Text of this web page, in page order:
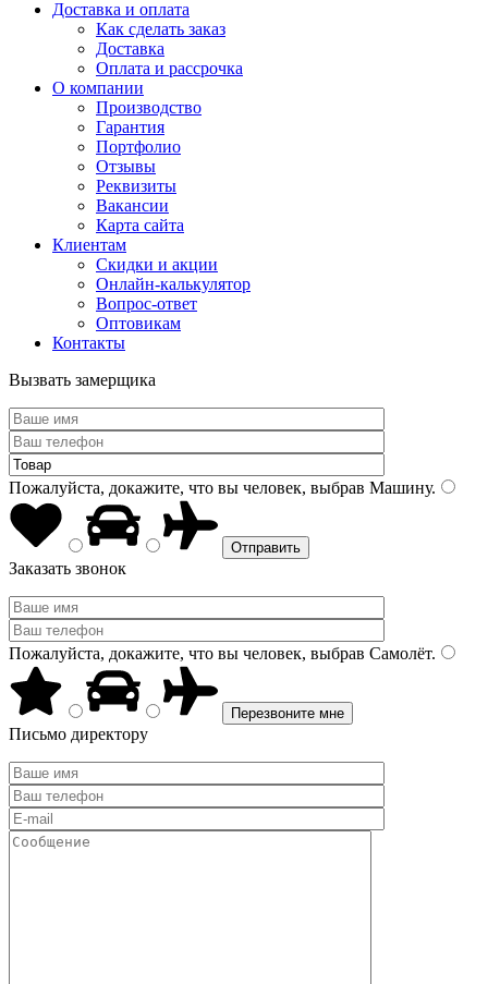
Доставка и оплата
Как сделать заказ
Доставка
Оплата и рассрочка
О компании
Производство
Гарантия
Портфолио
Отзывы
Реквизиты
Вакансии
Карта сайта
Клиентам
Скидки и акции
Онлайн-калькулятор
Вопрос-ответ
Оптовикам
Контакты
Вызвать замерщика
Пожалуйста, докажите, что вы человек, выбрав Машину.
Заказать звонок
Пожалуйста, докажите, что вы человек, выбрав Самолёт.
Письмо директору